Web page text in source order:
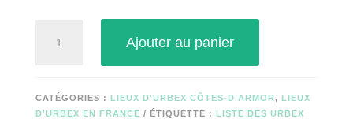
Ajouter au panier
CATÉGORIES : LIEUX D'URBEX CÔTES-D’ARMOR, LIEUX
D'URBEX EN FRANCE
ÉTIQUETTE : LISTE DES URBEX